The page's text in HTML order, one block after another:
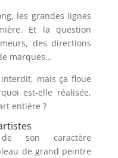
les grandes lignes
Et la question
des directions
marques…
interdit, mais ça floue
est-elle réalisée,
entière ?
son caractère
de grand peintre